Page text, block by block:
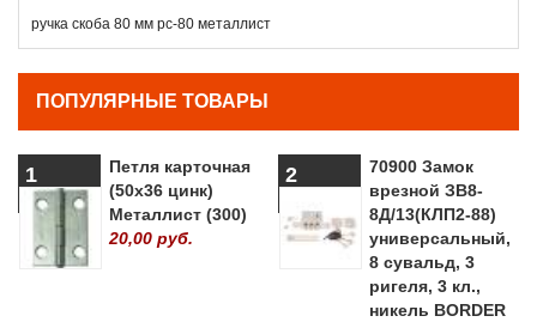
ручка скоба 80 мм рс-80 металлист
ПОПУЛЯРНЫЕ ТОВАРЫ
1
Петля карточная
(50х36 цинк)
Металлист (300)
20,00 руб.
2
70900 Замок
врезной ЗВ8-
8Д/13(КЛП2-88)
универсальный,
8 сувальд, 3
ригеля, 3 кл.,
никель BORDER